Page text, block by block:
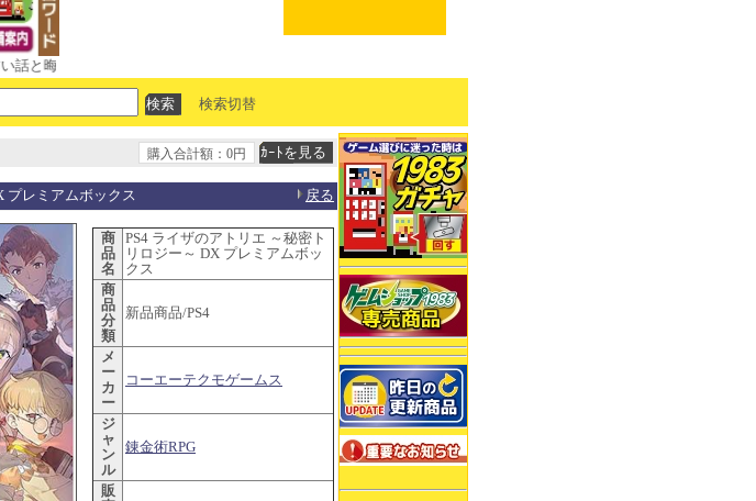
きこもり ルート16R やがて散りゆく鏡の花へ 70年代風ロボットアニメ ゲッP-X アレサCOLLECTION 1993-
検索切替
購入合計額：0円
プレミアムボックス 戻る
商
品
名
PS4 ライザのアトリエ ～秘密ト
リロジー～ DX プレミアムボッ
クス
商
品
分
類
新品商品/PS4
メ
ー
カ
ー
コーエーテクモゲームス
ジ
ャ
ン
ル
錬金術RPG
販